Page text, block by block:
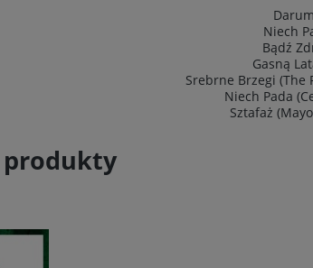
Niech
Bądź
Gasną
Srebrne Brzegi (The
Niech Pada
Sztafaż
produkty